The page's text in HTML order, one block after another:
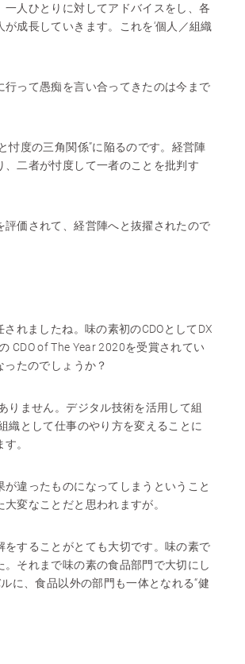
人ひとりに対してアドバイスをし、各
成長していきます。これを‘個人／組織
って愚痴を言い合ってきたのは今まで
忖度の三角関係”に陥るのです。経営陣
二者が忖度して一者のことを批判す
価されて、経営陣へと抜擢されたので
れましたね。味の素初のCDOとしてDX
CDO of The Year 2020を受賞されてい
ったのでしょうか？
りません。デジタル技術を活用して組
織として仕事のやり方を変えることに
。
違ったものになってしまうということ
変なことだと思われますが。
することがとても大切です。味の素で
それまで味の素の食品部門で大切にし
に、食品以外の部門も一体となれる“健